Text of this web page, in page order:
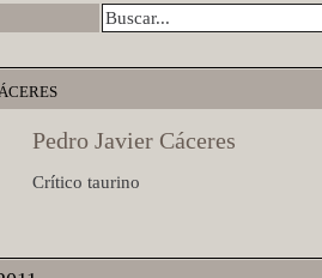
Pedro Javier Cáceres
Crítico taurino